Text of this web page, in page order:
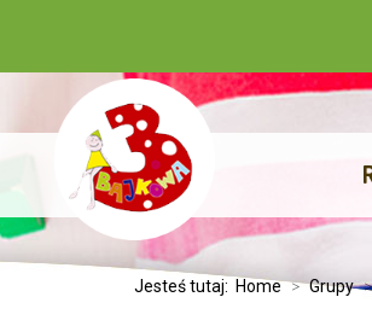
Jesteś tutaj: Home > Grupy >